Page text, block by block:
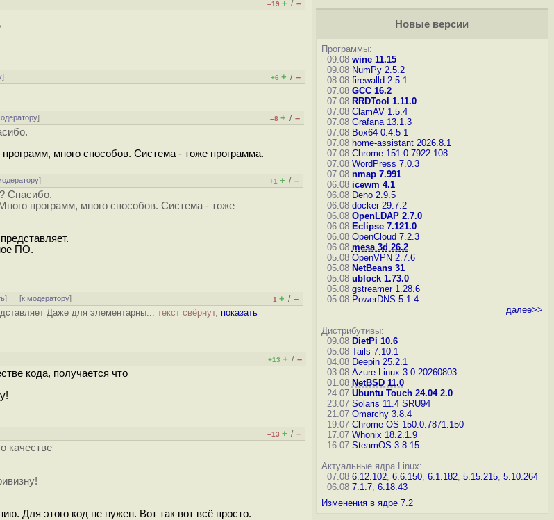
–19 + / –
] +6 + / –
] –8 + / –
много способов. Система - тоже программа.
] +1 + / –
Спасибо.
программ, много способов. Система - тоже
ПО.
] [к модератору] –1 + / –
Даже для элементарны... текст свёрнут, показать
+13 + / –
кода, получается что
–13 + / –
качестве
Для этого код не нужен. Вот так вот всё просто.
Новые версии
Программы:
09.08 wine 11.15
09.08 NumPy 2.5.2
08.08 firewalld 2.5.1
07.08 GCC 16.2
07.08 RRDTool 1.11.0
07.08 ClamAV 1.5.4
07.08 Grafana 13.1.3
07.08 Box64 0.4.5-1
07.08 home-assistant 2026.8.1
07.08 Chrome 151.0.7922.108
07.08 WordPress 7.0.3
07.08 nmap 7.991
06.08 icewm 4.1
06.08 Deno 2.9.5
06.08 docker 29.7.2
06.08 OpenLDAP 2.7.0
06.08 Eclipse 7.121.0
06.08 OpenCloud 7.2.3
06.08 mesa 3d 26.2
05.08 OpenVPN 2.7.6
05.08 NetBeans 31
05.08 ublock 1.73.0
05.08 gstreamer 1.28.6
05.08 PowerDNS 5.1.4
далее>>
Дистрибутивы:
09.08 DietPi 10.6
05.08 Tails 7.10.1
04.08 Deepin 25.2.1
03.08 Azure Linux 3.0.20260803
01.08 NetBSD 11.0
24.07 Ubuntu Touch 24.04 2.0
23.07 Solaris 11.4 SRU94
21.07 Omarchy 3.8.4
19.07 Chrome OS 150.0.7871.150
17.07 Whonix 18.2.1.9
16.07 SteamOS 3.8.15
Актуальные ядра Linux:
07.08 6.12.102, 6.6.150, 6.1.182, 5.15.215, 5.10.264
06.08 7.1.7, 6.18.43
Изменения в ядре 7.2